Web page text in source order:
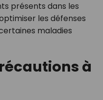
présents dans les
les défenses
maladies
à